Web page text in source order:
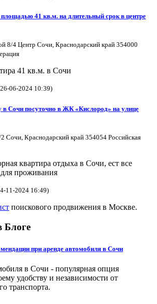
41 кв.м. на длительный срок в центре
8/4 Центр Сочи, Краснодарский край 354000
41 кв.м. в Сочи
06-2024 10:39)
в Cочи посуточно в ЖК «Кислород» на улице
Сочи, Краснодарский край 354054 Российская
квартира отдыха в Сочи, ест все
проживания
11-2024 16:49)
поискового продвижения в Москве.
Блоге
при аренде автомобиля в Сочи
в Сочи - популярная опция
удобству и независимости от
транспорта.